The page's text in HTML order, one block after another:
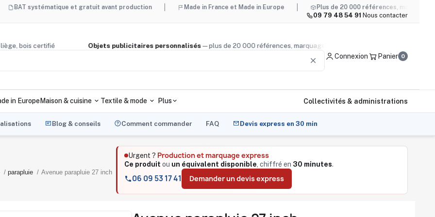
systématique et gratuit avant production Made in France et Made in Europe
Plus de 20 000 références, marquage compris
09 79 48 54 91 · Nous contacter
liège, bois certifié Objets publicitaires personnalisés— plus de 20 000 références, marquage compris
clear Connexion Panier 0
in EuropeMaison & cuisine Textile & mode Plus Collectivités & administrations
Blog & conseils Comment commander FAQ Devis express en 30 min
parapluie Avenue parapluie 27 inch
Urgent ? Production et marquage express
Ce produit ou un équivalent disponible, chiffré en 30 minutes.
06 09 53 17 41 Demander un devis express